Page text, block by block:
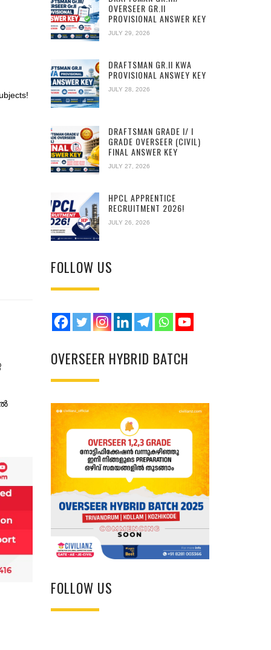
OVERSEER GR.II
PROVISIONAL ANSWER KEY
JULY 29, 2026
DRAFTSMAN GR.II KWA
PROVISIONAL ANSWEY KEY
JULY 28, 2026
DRAFTSMAN GRADE I/ I
GRADE OVERSEER (CIVIL)
FINAL ANSWER KEY
JULY 27, 2026
HPCL APPRENTICE
RECRUITMENT 2026!
JULY 26, 2026
FOLLOW US
OVERSEER HYBRID BATCH
FOLLOW US